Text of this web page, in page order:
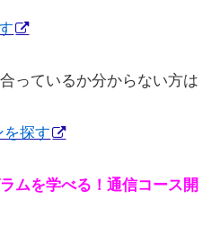
っているか分からない方は
を探す
ムを学べる！通信コース開